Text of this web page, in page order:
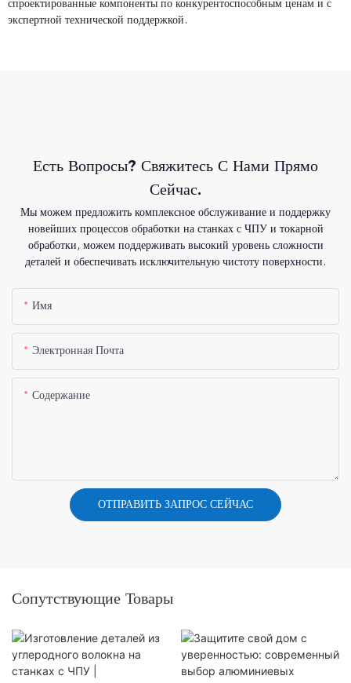
спроектированные компоненты по конкурентоспособным ценам и с
экспертной технической поддержкой.
Есть Вопросы? Свяжитесь С Нами Прямо
Сейчас.
Мы можем предложить комплексное обслуживание и поддержку
новейших процессов обработки на станках с ЧПУ и токарной
обработки, можем поддерживать высокий уровень сложности
деталей и обеспечивать исключительную чистоту поверхности.
Имя
Электронная Почта
Содержание
ОТПРАВИТЬ ЗАПРОС СЕЙЧАС
Сопутствующие Товары